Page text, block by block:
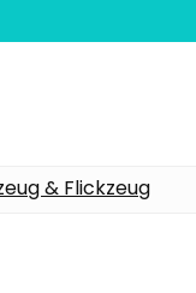
& Flickzeug